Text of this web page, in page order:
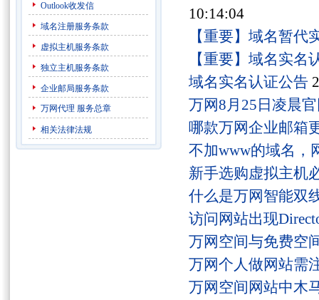
Outlook收发信
域名注册服务条款
虚拟主机服务条款
独立主机服务条款
企业邮局服务条款
万网代理 服务总章
相关法律法规
10:14:04
【重要】域名暂代
【重要】域名实名
域名实名认证公告
万网8月25日凌晨
哪款万网企业邮箱
不加www的域名，
新手选购虚拟主机
什么是万网智能双
访问网站出现
万网空间与免费空
万网个人做网站需
万网空间网站中木